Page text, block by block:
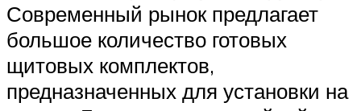
Современный рынок предлагает
большое количество готовых
щитовых комплектов,
предназначенных для установки на